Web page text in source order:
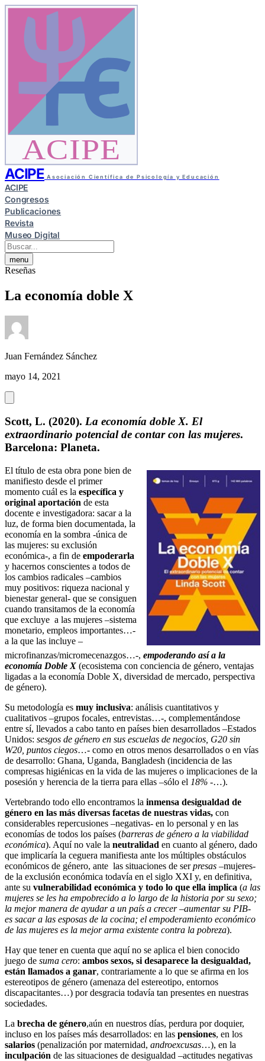
ACIPE
ACIPE Asociación Científica de Psicología y Educación
ACIPE
Congresos
Publicaciones
Revista
Museo Digital
menu
Reseñas
La economía doble X
Juan Fernández Sánchez
mayo 14, 2021
Scott, L. (2020). La economía doble X. El
extraordinario potencial de contar con las mujeres.
Barcelona: Planeta.
El título de esta obra pone bien de
manifiesto desde el primer
momento cuál es la específica y
original aportación de esta
docente e investigadora: sacar a la
luz, de forma bien documentada, la
economía en la sombra -única de
las mujeres: su exclusión
económica-, a fin de empoderarla
y hacernos conscientes a todos de
los cambios radicales –cambios
muy positivos: riqueza nacional y
bienestar general- que se consiguen
cuando transitamos de la economía
que excluye a las mujeres –sistema
monetario, empleos importantes…-
a la que las incluye –
microfinanzas/micromecenazgos…-, empoderando así a la
economía Doble X (ecosistema con conciencia de género, ventajas
ligadas a la economía Doble X, diversidad de mercado, perspectiva
de género).
Su metodología es muy inclusiva: análisis cuantitativos y
cualitativos –grupos focales, entrevistas…-, complementándose
entre sí, llevados a cabo tanto en países bien desarrollados –Estados
Unidos: sesgos de género en sus escuelas de negocios, G20 sin
W20, puntos ciegos…- como en otros menos desarrollados o en vías
de desarrollo: Ghana, Uganda, Bangladesh (incidencia de las
compresas higiénicas en la vida de las mujeres o implicaciones de la
posesión y herencia de la tierra para ellas –sólo el 18% -…).
Vertebrando todo ello encontramos la inmensa desigualdad de
género en las más diversas facetas de nuestras vidas, con
considerables repercusiones –negativas- en lo personal y en las
economías de todos los países (barreras de género a la viabilidad
económica). Aquí no vale la neutralidad en cuanto al género, dado
que implicaría la ceguera manifiesta ante los múltiples obstáculos
económicos de género, ante las situaciones de serpresas –mujeres-
de la exclusión económica todavía en el siglo XXI y, en definitiva,
ante su vulnerabilidad económica y todo lo que ella implica (a las
mujeres se les ha empobrecido a lo largo de la historia por su sexo;
la mejor manera de ayudar a un país a crecer –aumentar su PIB-
es sacar a las esposas de la cocina; el empoderamiento económico
de las mujeres es la mejor arma existente contra la pobreza).
Hay que tener en cuenta que aquí no se aplica el bien conocido
juego de suma cero: ambos sexos, si desaparece la desigualdad,
están llamados a ganar, contrariamente a lo que se afirma en los
estereotipos de género (amenaza del estereotipo, entornos
discapacitantes…) por desgracia todavía tan presentes en nuestras
sociedades.
La brecha de género,aún en nuestros días, perdura por doquier,
incluso en los países más desarrollados: en las pensiones, en los
salarios (penalización por maternidad, androexcusas…), en la
inculpación de las situaciones de desigualdad –actitudes negativas